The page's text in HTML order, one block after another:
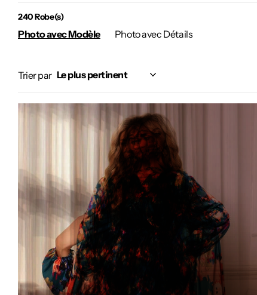
240 Robe(s)
Photo avec Modèle
Photo avec Détails
Trier par